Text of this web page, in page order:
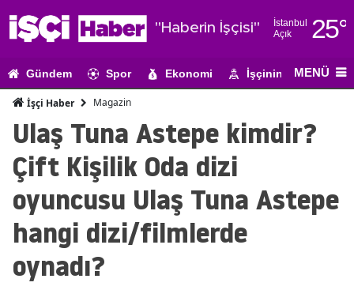
"Haberin İşçisi"
İstanbul
Açık
25°
Adıyaman
Ağrı
Ankara
Gündem Spor Ekonomi İşçinin Gündemi
MENÜ
İşçi Haber Magazin
Ulaş Tuna Astepe kimdir?
Çift Kişilik Oda dizi
oyuncusu Ulaş Tuna Astepe
hangi dizi/filmlerde
oynadı?